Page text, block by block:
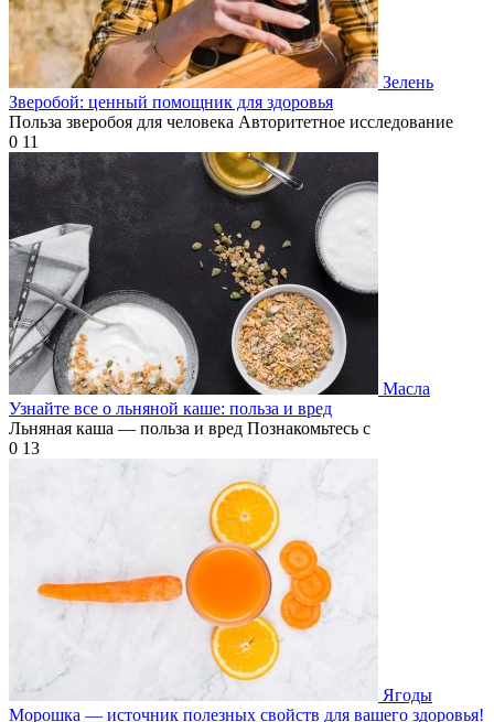
Зелень
Зверобой: ценный помощник для здоровья
Польза зверобоя для человека Авторитетное исследование
0 11
Масла
Узнайте все о льняной каше: польза и вред
Льняная каша — польза и вред Познакомьтесь с
0 13
Ягоды
Морошка — источник полезных свойств для вашего здоровья!